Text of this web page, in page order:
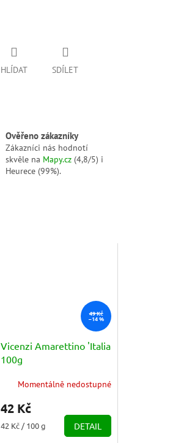
HLÍDAT SDÍLET
Ověřeno zákazníky
Zákazníci nás hodnotí
skvěle na Mapy.cz (4,8/5) i
Heurece (99%).
49 Kč
–14 %
Vicenzi Amarettino 'Italia
100g
Momentálně nedostupné
42 Kč
Měrná
42 Kč / 100 g DETAIL